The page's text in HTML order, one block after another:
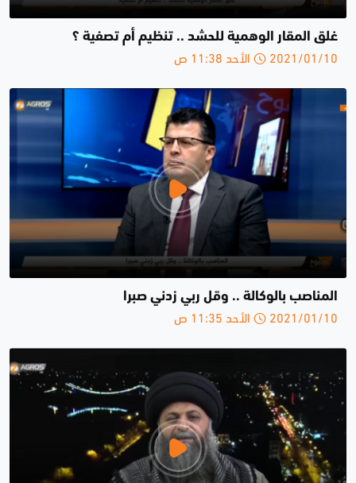
غلق المقار الوهمية للحشد .. تنظيم أم تصفية ؟
2021/01/10 الأحد 11:38 ص
المناصب بالوكالة .. وقل ربي زدني صبرا
2021/01/10 الأحد 11:35 ص